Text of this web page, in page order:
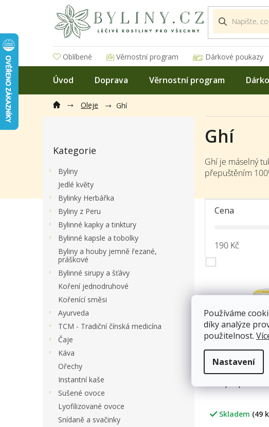
Používáme
díky analýze
použitelnost.
Nastavení
Oblíbené Věrnostní program Dárkové poukazy
Úvod Doprava Věrnostní program
Oleje Ghí
n
kategorie
Kategorie
Byliny
Jedlé květy
Bylinky Herbářka
Byliny z Peru
Bylinné kapky a tinktury
Bylinné kapsle a tobolky
Byliny a houby jemně řezané,
práškové
Bylinné sirupy a šťávy
Koření jednodruhové
Kořenící směsi
Ayurveda
TCM - Tradiční čínská medicína
Čaje
Káva
Ořechy
Instantní kaše
Sušené ovoce
Lyofilizované ovoce
Snídaně a svačinky
Ghí
Ghí je máselný
přepuštěním
Cena
190 Kč
p
s
p
r
o
u
k
t
Skladem (49